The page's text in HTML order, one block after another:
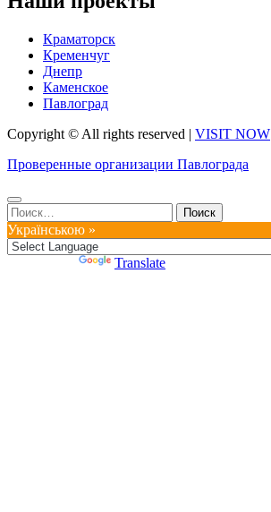
Краматорск
Кременчуг
Днепр
Каменское
Павлоград
Copyright © All rights reserved | VISIT NOW
Проверенные организации Павлограда
Найти:
Українською »
Translate